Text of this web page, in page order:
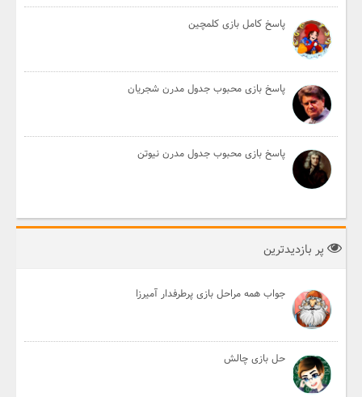
پاسخ کامل بازی کلمچین
پاسخ بازی محبوب جدول مدرن شجریان
پاسخ بازی محبوب جدول مدرن نیوتن
پر بازدیدترین
جواب همه مراحل بازی پرطرفدار آمیرزا
حل بازی چالش